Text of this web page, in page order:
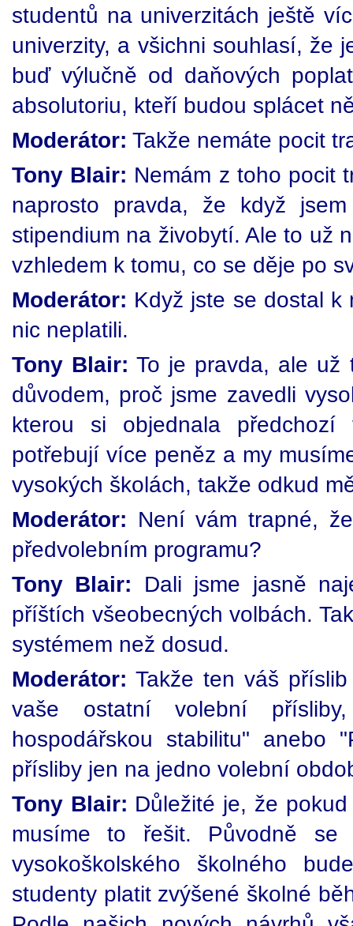
studentů na univerzitách ještě
univerzity, a všichni souhlasí, že
buď výlučně od daňových
absolutoriu, kteří budou splácet
Moderátor: Takže nemáte pocit
Tony Blair: Nemám z toho pocit
naprosto pravda, že když
stipendium na živobytí. Ale to už
vzhledem k tomu, co se děje po
Moderátor: Když jste se dostal k
nic neplatili.
Tony Blair: To je pravda, ale už
důvodem, proč jsme zavedli
kterou si objednala předchozí
potřebují více peněz a my
vysokých školách, takže odkud
Moderátor: Není vám trapné,
předvolebním programu?
Tony Blair: Dali jsme jasně
příštích všeobecných volbách.
systémem než dosud.
Moderátor: Takže ten váš
vaše ostatní volební
hospodářskou stabilitu" anebo
přísliby jen na jedno volební
Tony Blair: Důležité je, že
musíme to řešit. Původně
vysokoškolského školného
studenty platit zvýšené školné